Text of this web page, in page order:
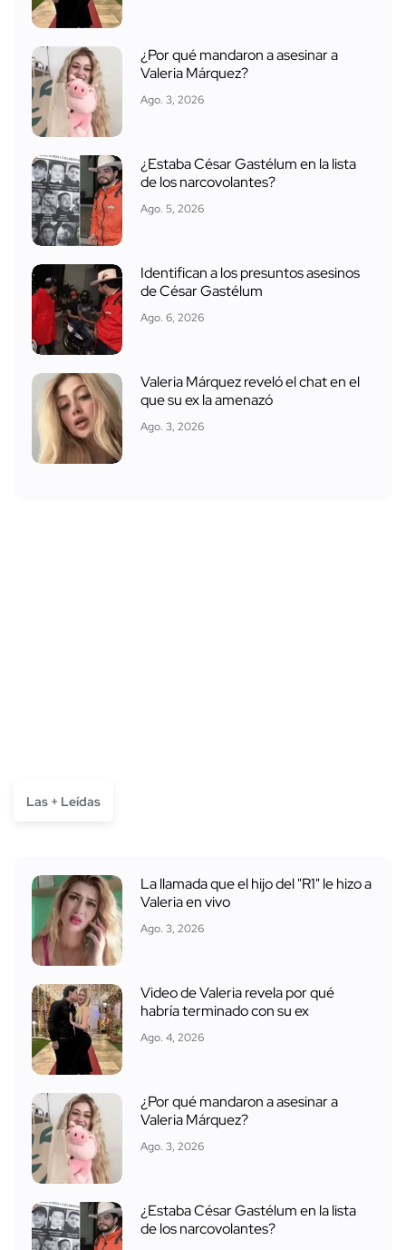
¿Por qué mandaron a asesinar a
Valeria Márquez?
Ago. 3, 2026
¿Estaba César Gastélum en la lista
de los narcovolantes?
Ago. 5, 2026
Identifican a los presuntos asesinos
de César Gastélum
Ago. 6, 2026
Valeria Márquez reveló el chat en el
que su ex la amenazó
Ago. 3, 2026
Las + Leídas
La llamada que el hijo del "R1" le hizo a
Valeria en vivo
Ago. 3, 2026
Video de Valeria revela por qué
habría terminado con su ex
Ago. 4, 2026
¿Por qué mandaron a asesinar a
Valeria Márquez?
Ago. 3, 2026
¿Estaba César Gastélum en la lista
de los narcovolantes?